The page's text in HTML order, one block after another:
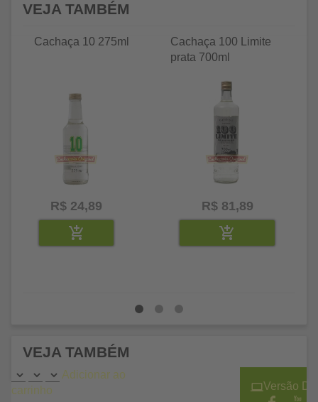
VEJA TAMBÉM
Cachaça 10 275ml
R$ 24,89
Cachaça 100 Limite
prata 700ml
R$ 81,89
VEJA TAMBÉM
Adicionar ao
carrinho
Versão